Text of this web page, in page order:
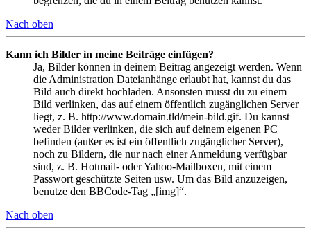
Nach oben
Kann ich Bilder in meine Beiträge einfügen?
Ja, Bilder können in deinem Beitrag angezeigt werden. Wenn
die Administration Dateianhänge erlaubt hat, kannst du das
Bild auch direkt hochladen. Ansonsten musst du zu einem
Bild verlinken, das auf einem öffentlich zugänglichen Server
liegt, z. B. http://www.domain.tld/mein-bild.gif. Du kannst
weder Bilder verlinken, die sich auf deinem eigenen PC
befinden (außer es ist ein öffentlich zugänglicher Server),
noch zu Bildern, die nur nach einer Anmeldung verfügbar
sind, z. B. Hotmail- oder Yahoo-Mailboxen, mit einem
Passwort geschützte Seiten usw. Um das Bild anzuzeigen,
benutze den BBCode-Tag „[img]“.
Nach oben